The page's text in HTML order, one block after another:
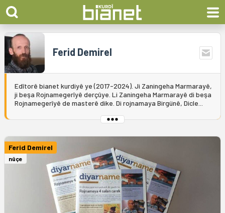
Ferid Demirel
Edîtorê bianet kurdiyê ye (2017-2024). Ji Zaningeha Marmarayê,
ji beşa Rojnamegerîyê derçûye. Li Zaningeha Marmarayê di beşa
Rojnamegerîyê de masterê dike. Di rojnamaya Birgünê, Dicle...
Ferid Demirel
nûçe